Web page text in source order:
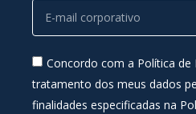
Concordo com a Política de
tratamento dos meus dados
finalidades especificadas na